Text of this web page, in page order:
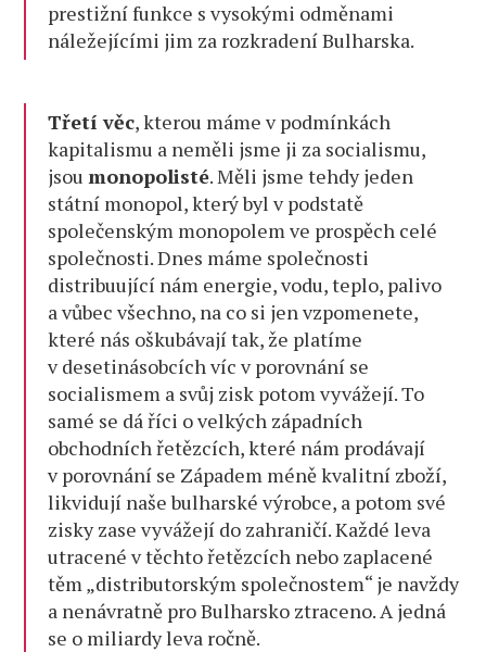
prestižní funkce s vysokými odměnami
náležejícími jim za rozkradení Bulharska.
Třetí věc, kterou máme v podmínkách
kapitalismu a neměli jsme ji za socialismu,
jsoumonopolisté. Měli jsme tehdy jeden
státní monopol, který byl v podstatě
společenským monopolem ve prospěch celé
společnosti. Dnes máme společnosti
distribuující nám energie, vodu, teplo, palivo
a vůbec všechno, na co si jen vzpomenete,
které nás oškubávají tak, že platíme
v desetinásobcích víc v porovnání se
socialismem a svůj zisk potom vyvážejí. To
samé se dá říci o velkých západních
obchodních řetězcích, které nám prodávají
v porovnání se Západem méně kvalitní zboží,
likvidují naše bulharské výrobce, a potom své
zisky zase vyvážejí do zahraničí. Každé leva
utracené v těchto řetězcích nebo zaplacené
těm „distributorským společnostem“ je navždy
a nenávratně pro Bulharsko ztraceno. A jedná
se o miliardy leva ročně.